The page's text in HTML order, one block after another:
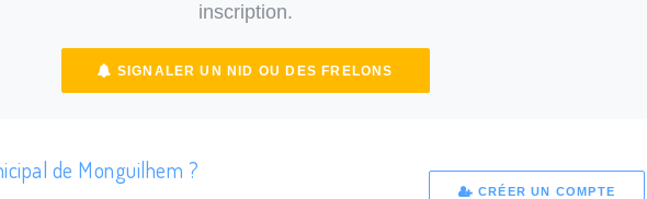
inscription.
SIGNALER UN NID OU DES FRELONS
de Monguilhem ?
CRÉER UN COMPTE